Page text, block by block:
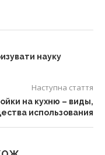
науку
Наступна стаття
на кухню – виды,
использования